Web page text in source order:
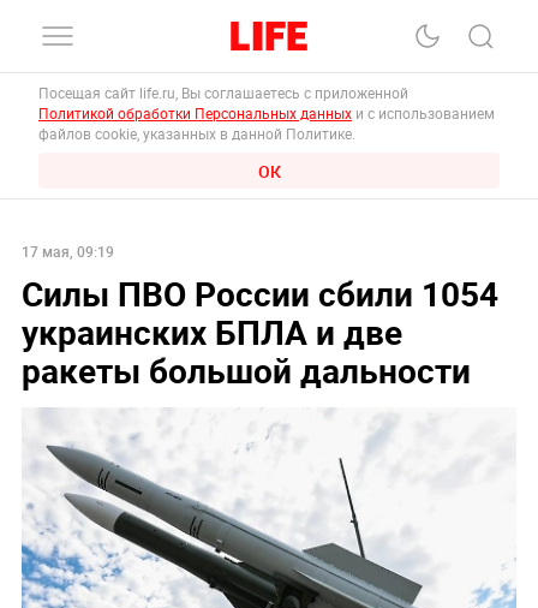
Посещая сайт life.ru, Вы соглашаетесь с приложенной
Политикой обработки Персональных данных и с использованием
файлов cookie, указанных в данной Политике.
ОК
17 мая, 09:19
Силы ПВО России сбили 1054
украинских БПЛА и две
ракеты большой дальности